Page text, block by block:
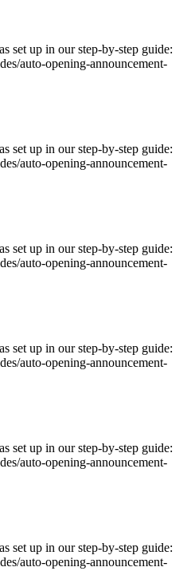
set up in our step-by-step guide:
auto-opening-announcement-
set up in our step-by-step guide:
auto-opening-announcement-
set up in our step-by-step guide:
auto-opening-announcement-
set up in our step-by-step guide:
auto-opening-announcement-
set up in our step-by-step guide:
auto-opening-announcement-
set up in our step-by-step guide:
auto-opening-announcement-